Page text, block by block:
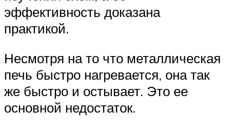
эффективность доказана
практикой.
Несмотря на то что металлическая
печь быстро нагревается, она так
же быстро и остывает. Это ее
основной недостаток.